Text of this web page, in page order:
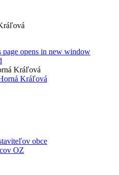
page opens in new window
Kráľová
obce
OZ